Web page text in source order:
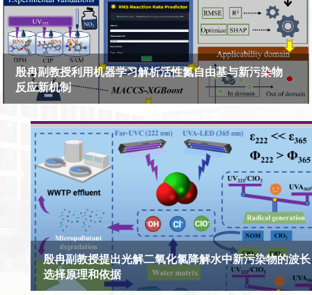
殷冉副教授利用机器学习解析活性氮自由基与新污染物
反应新机制
殷冉副教授提出光解二氧化氯降解水中新污染物的波长
选择原理和依据